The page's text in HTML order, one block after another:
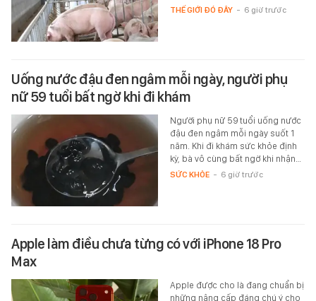
THẾ GIỚI ĐÓ ĐÂY - 6 giờ trước
Uống nước đậu đen ngâm mỗi ngày, người phụ
nữ 59 tuổi bất ngờ khi đi khám
Người phụ nữ 59 tuổi uống nước
đậu đen ngâm mỗi ngày suốt 1
năm. Khi đi khám sức khỏe định
kỳ, bà vô cùng bất ngờ khi nhận…
SỨC KHỎE - 6 giờ trước
Apple làm điều chưa từng có với iPhone 18 Pro
Max
Apple được cho là đang chuẩn bị
những nâng cấp đáng chú ý cho